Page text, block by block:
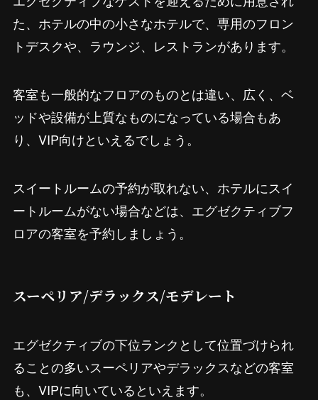
た、ホテルの中の小さなホテルで、専用のフロン
トデスクや、ラウンジ、レストランがあります。
客室も一般的なフロアのものとは違い、広く、ベ
ッドや設備が上質なものになっている場合もあ
り、VIP向けといえるでしょう。
スイートルームの予約が取れない、ホテルにスイ
ートルームがない場合などは、エグゼクティブフ
ロアの客室を予約しましょう。
スーペリア/デラックス/モデレート
エグゼクティブの下位ランクとして位置づけられ
ることの多いスーペリアやデラックスなどの客室
も、VIPに向いているといえます。